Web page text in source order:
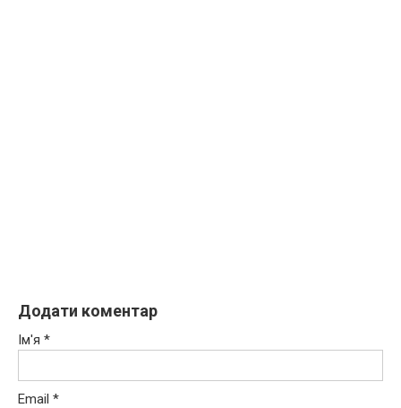
Додати коментар
Ім'я *
Email *